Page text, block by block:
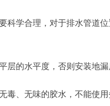
科学合理，对于排水管道
层的水平度，否则安装地漏
毒、无味的胶水，不能使